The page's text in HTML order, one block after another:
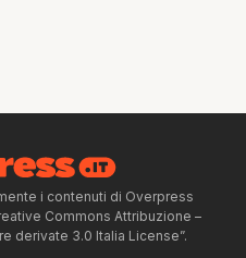
i contenuti di Overpress
Commons Attribuzione –
derivate 3.0 Italia License”.